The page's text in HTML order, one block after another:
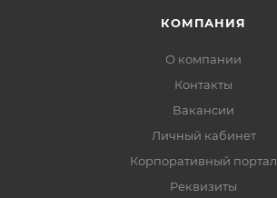
КОМПАНИЯ
О компании
Контакты
Вакансии
Личный кабинет
Корпоративный портал
Реквизиты